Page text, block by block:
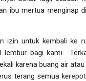
ibu mertua menginap
izin untuk kembali ke
lembur bagi kami.
karena buang air atau
terang semua